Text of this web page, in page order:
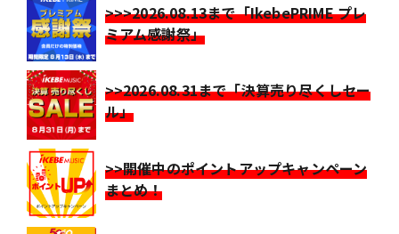
>>>2026.08.13まで「IkebePRIME プレ
ミアム感謝祭」
>>2026.08.31まで「決算売り尽くしセー
ル」
>>開催中のポイントアップキャンペーン
まとめ！